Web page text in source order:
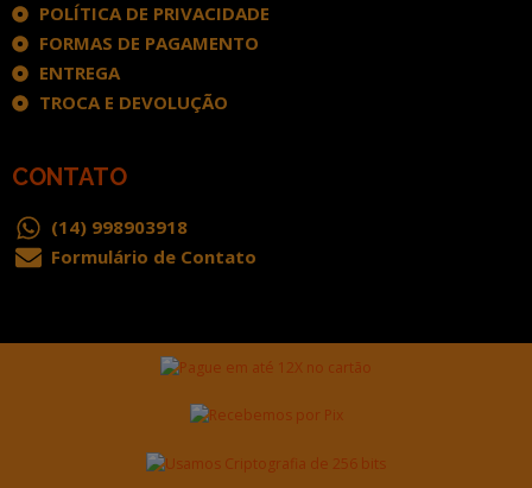
POLÍTICA DE PRIVACIDADE
FORMAS DE PAGAMENTO
ENTREGA
TROCA E DEVOLUÇÃO
CONTATO
(14) 998903918
Formulário de Contato